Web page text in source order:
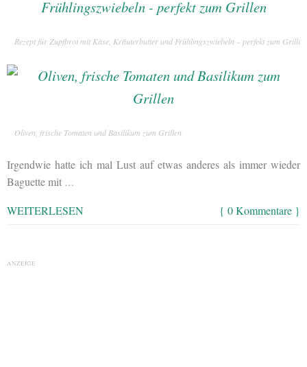
Rezept für Zupfbrot mit Käse, Kräuterbutter und Frühlingszwiebeln – perfekt zum Grillen
Oliven, frische Tomaten und Basilikum zum Grillen
Irgendwie hatte ich mal Lust auf etwas anderes als immer wieder
Baguette mit …
WEITERLESEN { 0 Kommentare }
ANZEIGE